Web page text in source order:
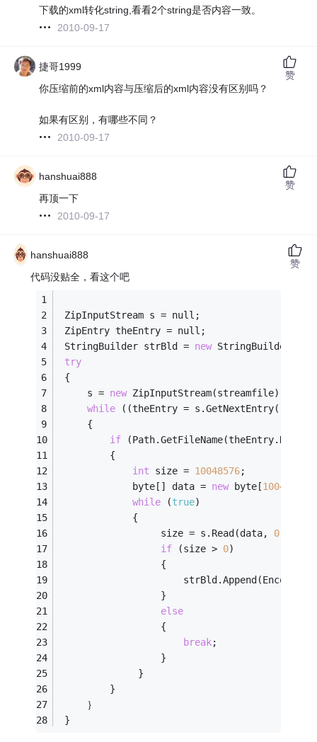
下载的xml转化string,看看2个string是否内容一致。
2010-09-17
捷哥1999
你压缩前的xml内容与压缩后的xml内容没有区别吗？
如果有区别，有哪些不同？
2010-09-17
赞
hanshuai888
再顶一下
2010-09-17
赞
hanshuai888
代码没贴全，看这个吧
ZipInputStream s = null;
ZipEntry theEntry = null;
StringBuilder strBld = new StringBuilder();
try
{
     s =
new ZipInputStream(streamfile);
while ((theEntry = s.GetNextEntry()) !=
     {
if
         {
int size = 10048576;
             byte[] data =
new byte[10048576
while (true)
             {
                  size = s.Read(data,
0
if (size > 0)
                  {
                  }
else
                  {
break;
                  }
              }
         }
     ｝
}
赞